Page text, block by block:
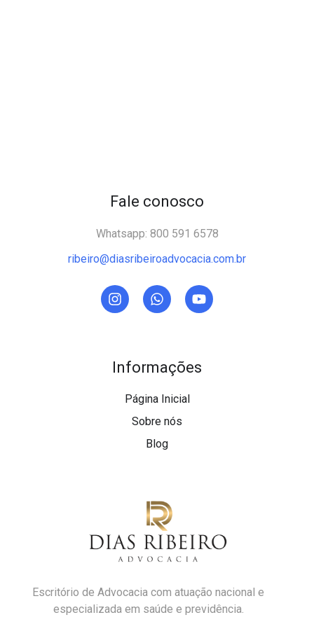
Escritório de Advocacia com atuação nacional e
especializada em saúde e previdência.
Informações
Página Inicial
Sobre nós
Blog
Fale conosco
Whatsapp: 800 591 6578
ribeiro@diasribeiroadvocacia.com.br